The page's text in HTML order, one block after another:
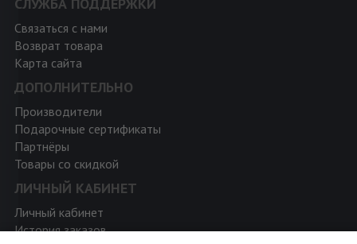
Связаться с нами
Возврат товара
Карта сайта
ДОПОЛНИТЕЛЬНО
Производители
Подарочные сертификаты
Партнёры
Товары со скидкой
ЛИЧНЫЙ КАБИНЕТ
Личный кабинет
История заказов